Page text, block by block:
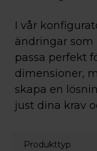
I vår
ändringar som
passa perfekt
dimensioner,
skapa en
just dina krav
Produkttyp